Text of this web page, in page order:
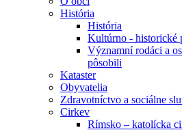
História
História
Kultúrno - historické
Významní rodáci a
pôsobili
Kataster
Obyvatelia
Zdravotníctvo a sociálne
Cirkev
Rímsko – katolícka